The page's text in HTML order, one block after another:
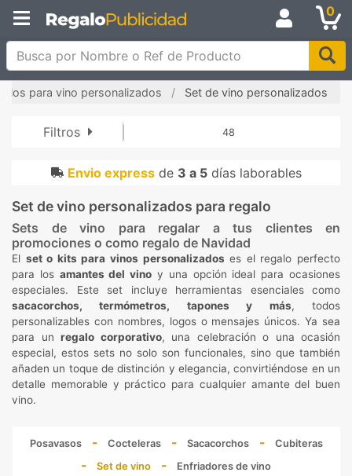
0
Busca por Nombre o Ref de Producto
para vino personalizados Set de vino personalizados
Filtros 48
Envio expressde 3 a 5días laborables
Set de vino personalizados para regalo
Sets de vino para regalar a tus clientes en
promociones o como regalo de Navidad
El set o kits para vinos personalizados es el regalo perfecto
para los amantes del vino y una opción ideal para ocasiones
especiales. Este set incluye herramientas esenciales como
sacacorchos, termómetros, tapones y más, todos
personalizables con nombres, logos o mensajes únicos. Ya sea
para un regalo corporativo, una celebración o una ocasión
especial, estos sets no solo son funcionales, sino que también
añaden un toque de distinción y elegancia, convirtiéndose en un
detalle memorable y práctico para cualquier amante del buen
vino.
Posavasos Cocteleras Sacacorchos
Cubiteras
Set de vino
Enfriadores de vino